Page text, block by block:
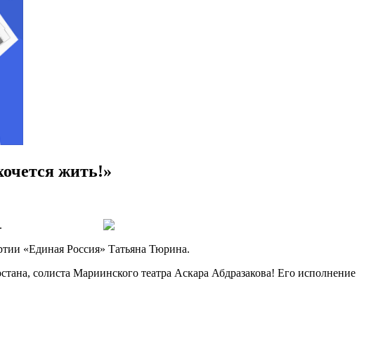
жить!»
«Единая Россия» Татьяна Тюрина.
солиста Мариинского театра Аскара Абдразакова! Его исполнение